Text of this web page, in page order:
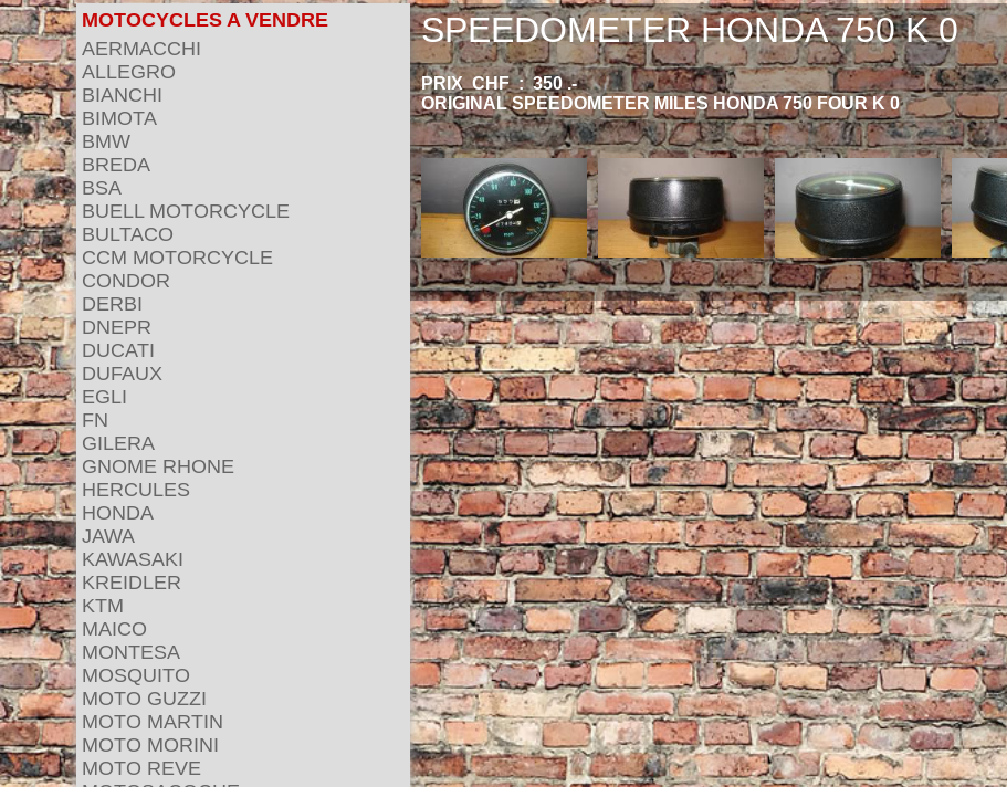
MOTOCYCLES A VENDRE
AERMACCHI
ALLEGRO
BIANCHI
BIMOTA
BMW
BREDA
BSA
BUELL MOTORCYCLE
BULTACO
CCM MOTORCYCLE
CONDOR
DERBI
DNEPR
DUCATI
DUFAUX
EGLI
FN
GILERA
GNOME RHONE
HERCULES
HONDA
JAWA
KAWASAKI
KREIDLER
KTM
MAICO
MONTESA
MOSQUITO
MOTO GUZZI
MOTO MARTIN
MOTO MORINI
MOTO REVE
SPEEDOMETER HONDA 750 K 0
PRIX CHF : 350 .-
ORIGINAL SPEEDOMETER MILES HONDA 750 FOUR K 0